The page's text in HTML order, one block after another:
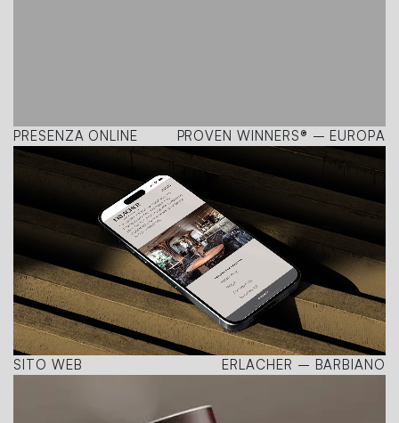
PRESENZA ONLINE PROVEN WINNERS® – EUROPA
SITO WEB ERLACHER – BARBIANO